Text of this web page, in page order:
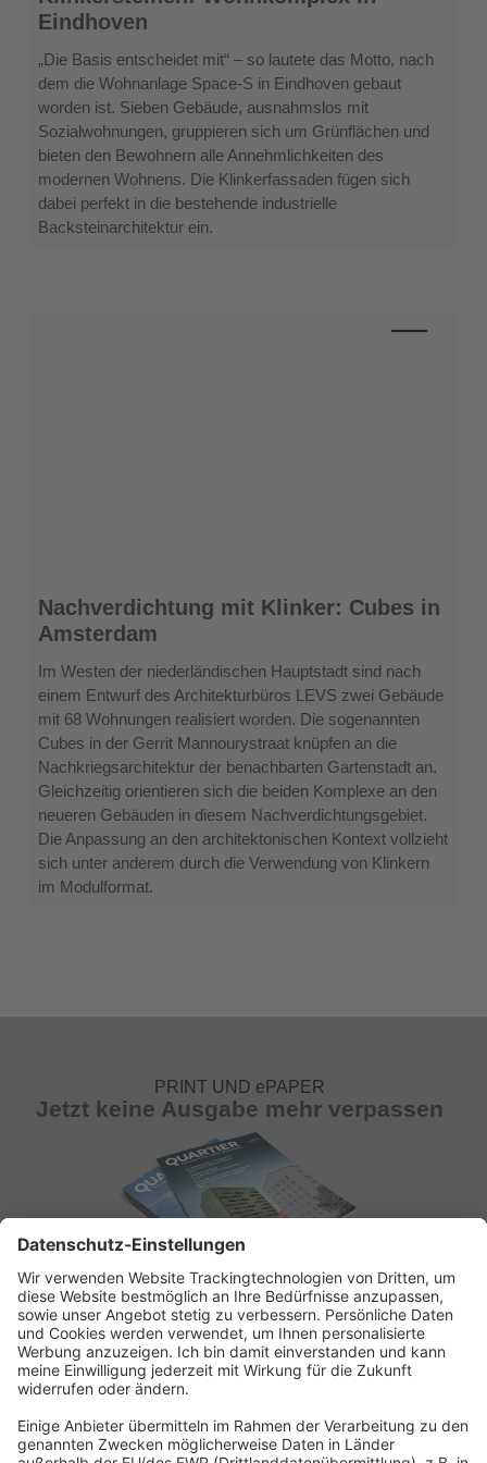
Klinkersteinen:
Wohnkomplex
Eindhoven
Eindhoven
„Die Basis entscheidet mit“ – so lautete das Motto, nach
dem die Wohnanlage Space-S in Eindhoven gebaut
worden ist. Sieben Gebäude, ausnahmslos mit
Sozialwohnungen, gruppieren sich um Grünflächen und
bieten den Bewohnern alle Annehmlichkeiten des
modernen Wohnens. Die Klinkerfassaden fügen sich
dabei perfekt in die bestehende industrielle
Backsteinarchitektur ein.
Nachverdichtung
mit
Klinker:
Cubes
Amsterdam
Nachverdichtung mit Klinker: Cubes in
Amsterdam
Im Westen der niederländischen Hauptstadt sind nach
einem Entwurf des Architekturbüros LEVS zwei Gebäude
mit 68 Wohnungen realisiert worden. Die sogenannten
Cubes in der Gerrit Mannourystraat knüpfen an die
Nachkriegsarchitektur der benachbarten Gartenstadt an.
Gleichzeitig orientieren sich die beiden Komplexe an den
neueren Gebäuden in diesem Nachverdichtungsgebiet.
Die Anpassung an den architektonischen Kontext vollzieht
sich unter anderem durch die Verwendung von Klinkern
im Modulformat.
PRINT UND ePAPER
Jetzt keine Ausgabe mehr verpassen
ABONNEMENT ANFORDERN
Kostenloses Probeheft anfordern